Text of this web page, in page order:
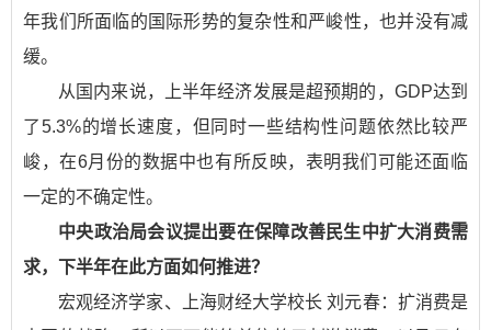
年我们所面临的国际形势的复杂性和严峻性，也并没有减
缓。
从国内来说，上半年经济发展是超预期的，GDP达到
了5.3%的增长速度，但同时一些结构性问题依然比较严
峻，在6月份的数据中也有所反映，表明我们可能还面临
一定的不确定性。
中央政治局会议提出要在保障改善民生中扩大消费需
求，下半年在此方面如何推进？
宏观经济学家、上海财经大学校长 刘元春： 扩消费是